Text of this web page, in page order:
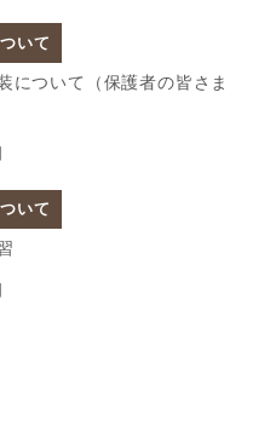
いて
について（保護者の皆さま
いて